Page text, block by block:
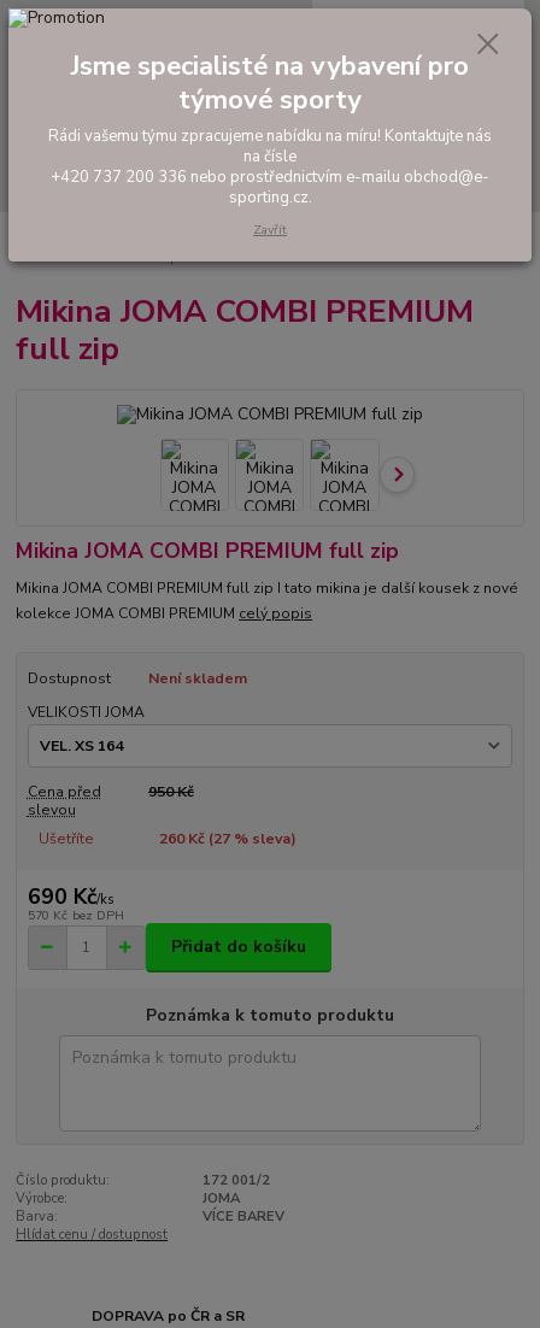
Hledat
tel: +420 737 200 336
0,00 Kč
Tréninkové oblečení
COMBI PREMIUM full zip
Mikina JOMA COMBI PREMIUM
full zip
Mikina JOMA COMBI PREMIUM full zip
Mikina JOMA COMBI PREMIUM full zip I tato mikina je další kousek z nové
kolekce JOMA COMBI PREMIUM celý popis
Dostupnost
Není skladem
VELIKOSTI JOMA
Cena před
slevou
950 Kč
Ušetříte 260 Kč (27% sleva)
690 Kč/ks
570 Kč bez DPH
Přidat do košíku
Poznámka k tomuto produktu
Číslo produktu:
172 001/2
Výrobce:
JOMA
Barva:
VÍCE BAREV
Hlídat cenu / dostupnost
DOPRAVA po ČR a SR
Jsme specialisté na vybavení pro
týmové sporty
Rádi vašemu týmu zpracujeme nabídku na míru! Kontaktujte nás
na čísle
+420 737 200 336 nebo prostřednictvím e-mailu obchod@e-
sporting.cz.
Zavřít